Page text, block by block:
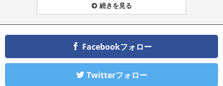
続きを見る
Facebookフォロー
Twitterフォロー